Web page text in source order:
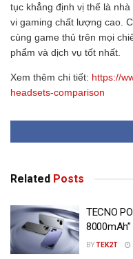
tục khẳng định vị thế là
vi gaming chất lượng cao.
cùng game thủ trên mọi
phẩm và dịch vụ tốt nhất.
Xem thêm chi tiết: https://
headsets-comparison
Related Posts
TECNO
BYTEK2T